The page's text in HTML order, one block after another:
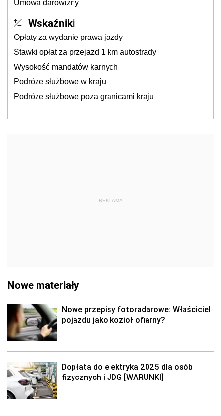
Umowa darowizny
Wskaźniki
Opłaty za wydanie prawa jazdy
Stawki opłat za przejazd 1 km autostrady
Wysokość mandatów karnych
Podróże służbowe w kraju
Podróże służbowe poza granicami kraju
REKLAMA
Nowe materiały
Nowe przepisy fotoradarowe: Właściciel
pojazdu jako kozioł ofiarny?
Dopłata do elektryka 2025 dla osób
fizycznych i JDG [WARUNKI]